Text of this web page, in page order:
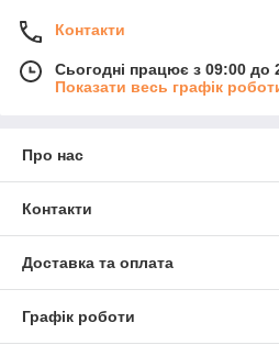
Контакти
Сьогодні працює з 09:00 до
Показати весь графік
Про нас
Контакти
Доставка та оплата
Графік роботи